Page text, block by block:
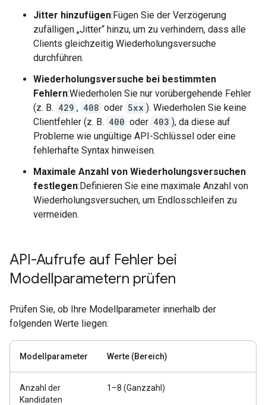
Jitter hinzufügen:Fügen Sie der Verzögerung
zufälligen „Jitter“ hinzu, um zu verhindern, dass alle
Clients gleichzeitig Wiederholungsversuche
durchführen.
Wiederholungsversuche bei bestimmten
Fehlern:Wiederholen Sie nur vorübergehende Fehler
(z. B. 429 , 408 oder 5xx ). Wiederholen Sie keine
Clientfehler (z. B. 400 oder 403 ), da diese auf
Probleme wie ungültige API-Schlüssel oder eine
fehlerhafte Syntax hinweisen.
Maximale Anzahl von Wiederholungsversuchen
festlegen:Definieren Sie eine maximale Anzahl von
Wiederholungsversuchen, um Endlosschleifen zu
vermeiden.
API-Aufrufe auf Fehler bei
Modellparametern prüfen
Prüfen Sie, ob Ihre Modellparameter innerhalb der
folgenden Werte liegen:
Modellparameter Werte (Bereich)
Anzahl der
Kandidaten
1–8 (Ganzzahl)